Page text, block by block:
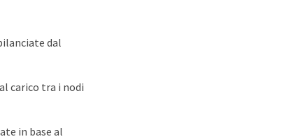
dal
carico tra i nodi
in base al